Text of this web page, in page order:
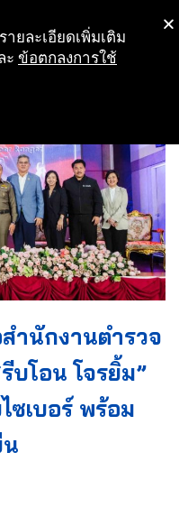
ำนักงานตำรวจ
บโอน โจรยิ้ม”
ซเบอร์ พร้อม
ยละเอียดเพิ่มเติม
ะ ข้อตกลงการใช้